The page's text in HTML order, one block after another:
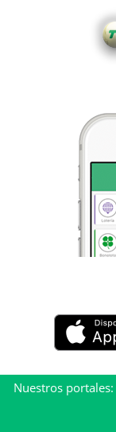
Nuestros portales: